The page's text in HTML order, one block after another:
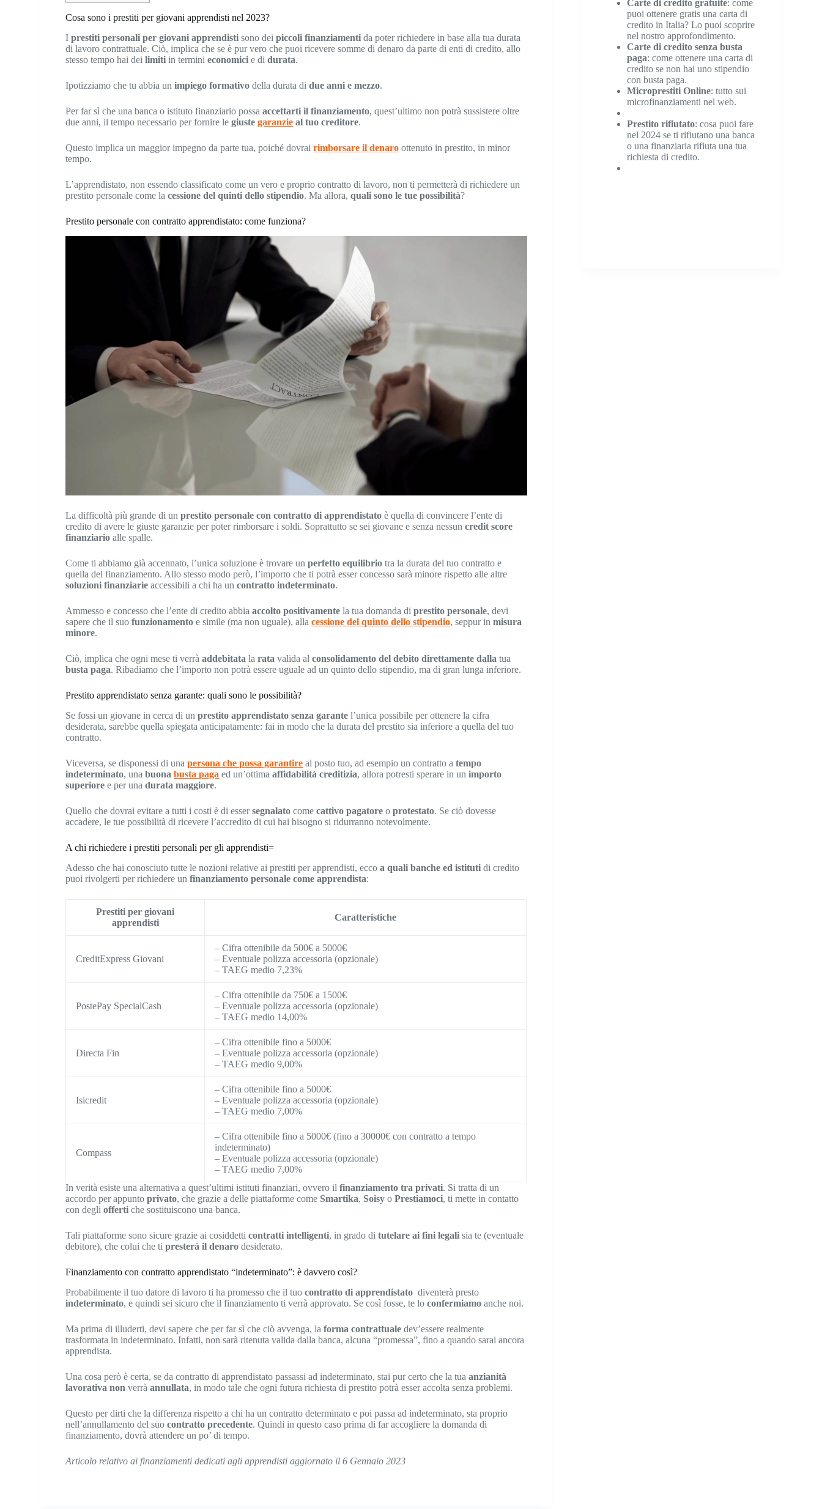
Cosa sono i prestiti per giovani apprendisti nel 2023?
Iprestiti personali per giovani apprendisti sono deipiccoli finanziamenti da poter richiedere in base alla tua durata
di lavoro contrattuale. Ciò, implica che se è pur vero che puoi ricevere somme di denaro da parte di enti di credito, allo
stesso tempo hai deilimiti in terminieconomici e didurata.
Ipotizziamo che tu abbia unimpiego formativo della durata didue anni e mezzo.
Per far sì che una banca o istituto finanziario possaaccettarti il finanziamento, quest’ultimo non potrà sussistere oltre
due anni, il tempo necessario per fornire legiustegaranzie al tuo creditore.
Questo implica un maggior impegno da parte tua, poiché dovrairimborsare il denaro ottenuto in prestito, in minor
tempo.
L’apprendistato, non essendo classificato come un vero e proprio contratto di lavoro, non ti permetterà di richiedere un
prestito personale come lacessione del quinti dello stipendio. Ma allora,quali sono le tue possibilità?
Prestito personale con contratto apprendistato: come funziona?
La difficoltà più grande di unprestito personale con contratto di apprendistato è quella di convincere l’ente di
credito di avere le giuste garanzie per poter rimborsare i soldi. Soprattutto se sei giovane e senza nessuncredit score
finanziario alle spalle.
Come ti abbiamo già accennato, l’unica soluzione è trovare unperfetto equilibrio tra la durata del tuo contratto e
quella del finanziamento. Allo stesso modo però, l’importo che ti potrà esser concesso sarà minore rispetto alle altre
soluzioni finanziarie accessibili a chi ha uncontratto indeterminato.
Ammesso e concesso che l’ente di credito abbiaaccolto positivamente la tua domanda diprestito personale, devi
sapere che il suofunzionamento e simile (ma non uguale), allacessione del quinto dello stipendio, seppur inmisura
minore.
Ciò, implica che ogni mese ti verràaddebitata larata valida alconsolidamento del debito direttamente dalla tua
busta paga. Ribadiamo che l’importo non potrà essere uguale ad un quinto dello stipendio, ma di gran lunga inferiore.
Prestito apprendistato senza garante: quali sono le possibilità?
Se fossi un giovane in cerca di unprestito apprendistato senza garante l’unica possibile per ottenere la cifra
desiderata, sarebbe quella spiegata anticipatamente: fai in modo che la durata del prestito sia inferiore a quella del tuo
contratto.
Viceversa, se disponessi di unapersona che possa garantire al posto tuo, ad esempio un contratto atempo
indeterminato, unabuonabusta paga ed un’ottimaaffidabilità creditizia, allora potresti sperare in unimporto
superiore e per unadurata maggiore.
Quello che dovrai evitare a tutti i costi è di essersegnalato comecattivo pagatore oprotestato. Se ciò dovesse
accadere, le tue possibilità di ricevere l’accredito di cui hai bisogno si ridurranno notevolmente.
A chi richiedere i prestiti personali per gli apprendisti=
Adesso che hai conosciuto tutte le nozioni relative ai prestiti per apprendisti, eccoa quali banche ed istituti di credito
puoi rivolgerti per richiedere unfinanziamento personale come apprendista:
Prestiti per giovani
apprendisti
Caratteristiche
CreditExpress Giovani
– Cifra ottenibile da 500€ a 5000€
– Eventuale polizza accessoria (opzionale)
– TAEG medio 7,23%
PostePay SpecialCash
– Cifra ottenibile da 750€ a 1500€
– Eventuale polizza accessoria (opzionale)
– TAEG medio 14,00%
Directa Fin
– Cifra ottenibile fino a 5000€
– Eventuale polizza accessoria (opzionale)
– TAEG medio 9,00%
Isicredit
– Cifra ottenibile fino a 5000€
– Eventuale polizza accessoria (opzionale)
– TAEG medio 7,00%
Compass
– Cifra ottenibile fino a 5000€ (fino a 30000€ con contratto a tempo
indeterminato)
– Eventuale polizza accessoria (opzionale)
– TAEG medio 7,00%
In verità esiste una alternativa a quest’ultimi istituti finanziari, ovvero ilfinanziamento tra privati. Si tratta di un
accordo per appuntoprivato, che grazie a delle piattaforme come Smartika, Soisy oPrestiamoci, ti mette in contatto
con degliofferti che sostituiscono una banca.
Tali piattaforme sono sicure grazie ai cosiddetticontratti intelligenti, in grado ditutelare ai fini legali sia te (eventuale
debitore), che colui che tipresterà il denaro desiderato.
Finanziamento con contratto apprendistato “indeterminato”: è davvero così?
Probabilmente il tuo datore di lavoro ti ha promesso che il tuocontratto di apprendistato diventerà presto
indeterminato, e quindi sei sicuro che il finanziamento ti verrà approvato. Se così fosse, te loconfermiamo anche noi.
Ma prima di illuderti, devi sapere che per far sì che ciò avvenga, laforma contrattuale dev’essere realmente
trasformata in indeterminato. Infatti, non sarà ritenuta valida dalla banca, alcuna “promessa”, fino a quando sarai ancora
apprendista.
Una cosa però è certa, se da contratto di apprendistato passassi ad indeterminato, stai pur certo che la tuaanzianità
lavorativa non verràannullata, in modo tale che ogni futura richiesta di prestito potrà esser accolta senza problemi.
Questo per dirti che la differenza rispetto a chi ha un contratto determinato e poi passa ad indeterminato, sta proprio
nell’annullamento del suocontratto precedente. Quindi in questo caso prima di far accogliere la domanda di
finanziamento, dovrà attendere un po’ di tempo.
Articolo relativo ai finanziamenti dedicati agli apprendisti aggiornato il 6 Gennaio 2023
Carte di credito gratuite: come
puoi ottenere gratis una carta di
credito in Italia? Lo puoi scoprire
nel nostro approfondimento.
Carte di credito senza busta
paga: come ottenere una carta di
credito se non hai uno stipendio
con busta paga.
Microprestiti Online: tutto sui
microfinanziamenti nel web.
Prestito rifiutato: cosa puoi fare
nel 2024 se ti rifiutano una banca
o una finanziaria rifiuta una tua
richiesta di credito.